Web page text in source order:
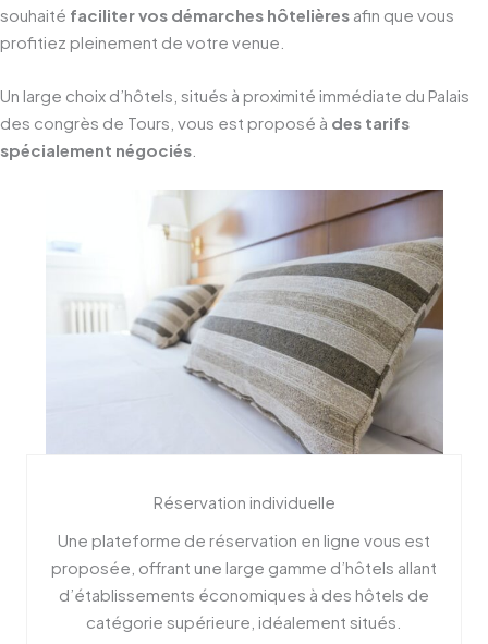
souhaité faciliter vos démarches hôtelières afin que vous
profitiez pleinement de votre venue.
Un large choix d’hôtels, situés à proximité immédiate du Palais
des congrès de Tours, vous est proposé à des tarifs
spécialement négociés
Réservation individuelle
Une plateforme de réservation en ligne vous est
proposée, offrant une large gamme d’hôtels allant
d’établissements économiques à des hôtels de
catégorie supérieure, idéalement situés.